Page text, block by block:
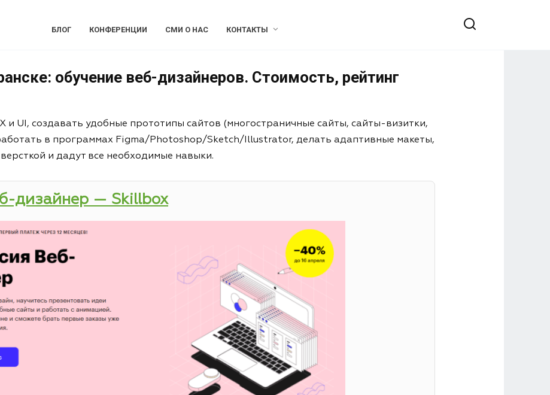
БЛОГ КОНФЕРЕНЦИИ СМИ О НАС КОНТАКТЫ
обучение веб-дизайнеров. Стоимость, рейтинг
и UI, создавать удобные прототипы сайтов (многостраничные сайты, сайты-визитки,
в программах Figma/Photoshop/Sketch/Illustrator, делать адаптивные макеты,
и дадут все необходимые навыки.
дизайнер — Skillbox